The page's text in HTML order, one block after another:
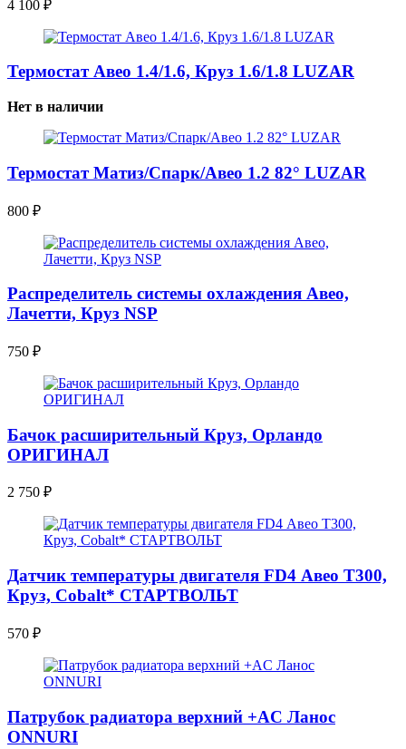
4 100 ₽
Термостат Авео 1.4/1.6, Круз 1.6/1.8 LUZAR
Нет в наличии
Термостат Матиз/Спарк/Авео 1.2 82° LUZAR
800 ₽
Распределитель системы охлаждения Авео,
Лачетти, Круз NSP
750 ₽
Бачок расширительный Круз, Орландо
ОРИГИНАЛ
2 750 ₽
Датчик температуры двигателя FD4 Авео Т300,
Круз, Cobalt* СТАРТВОЛЬТ
570 ₽
Патрубок радиатора верхний +AC Ланос
ONNURI